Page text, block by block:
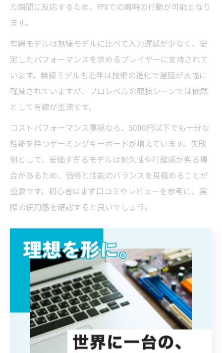
た瞬間に反応するため、FPSでの瞬時の行動が可能となり
ます。
有線モデルは無線モデルに比べて入力遅延が少なく、安
定したパフォーマンスを求めるプレイヤーに支持されて
います。無線モデルも近年は技術の進化で遅延が大幅に
軽減されていますが、プロレベルの競技シーンでは依然
として有線が主流です。
コストパフォーマンス重視なら、5000円以下でも十分な
性能を持つゲーミングキーボードが増えています。失敗
例として、安価すぎるモデルは耐久性や打鍵感が劣る場
合があるため、価格と性能のバランスを見極めることが
重要です。初心者はまず口コミやレビューを参考に、実
際の使用感を確認すると良いでしょう。
ゲーミングパソコン×FPSで押さえたい配列
の選び方
ゲーミングパソコン用キーボードを選ぶ際、配列の選択
も重要なポイントです。日本語配列と英語配列、それぞ
れのメリット・デメリットを理解し、自分の操作性や慣
れに合わせて選びましょう。FPSプレイヤーにはシンプル
な英語配列やテンキーレスが人気です。